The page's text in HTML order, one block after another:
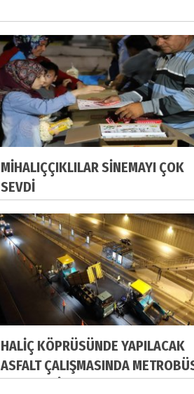
MİHALIÇÇIKLILAR SİNEMAYI ÇOK
SEVDİ
HALİÇ KÖPRÜSÜNDE YAPILACAK
ASFALT ÇALIŞMASINDA